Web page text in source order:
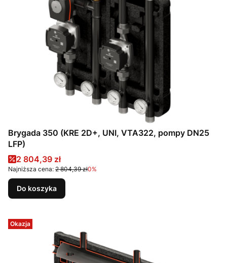
Brygada 350 (KRE 2D+, UNI, VTA322, pompy DN25
LFP)
Cena promocyjna
2 804,39 zł
Najniższa cena: 2 804,39 zł0%
Do koszyka
Okazja